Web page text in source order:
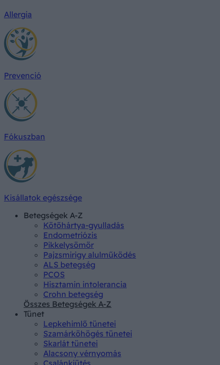
Allergia
Prevenció
Fókuszban
Kisállatok egészsége
Betegségek A-Z
Kötőhártya-gyulladás
Endometriózis
Pikkelysömör
Pajzsmirigy alulműködés
ALS betegség
PCOS
Hisztamin intolerancia
Crohn betegség
Összes Betegségek A-Z
Tünet
Lepkehimlő tünetei
Szamárköhögés tünetei
Skarlát tünetei
Alacsony vérnyomás
Csalánkiütés